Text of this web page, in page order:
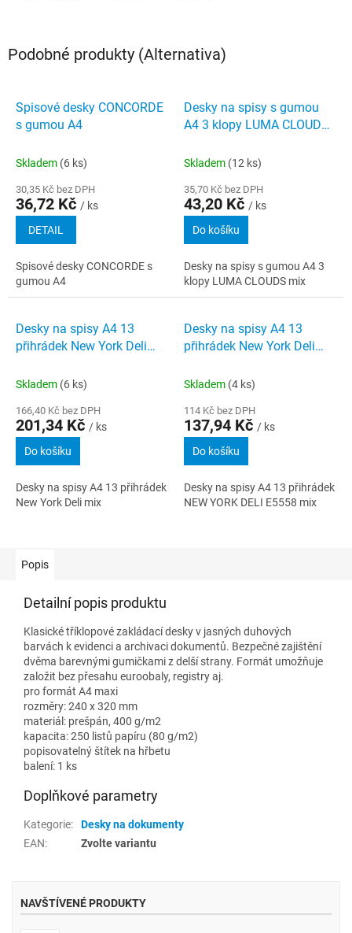
Podobné produkty (Alternativa)
Spisové desky CONCORDE
s gumou A4
Skladem (6 ks)
30,35 Kč bez DPH
36,72 Kč / ks
DETAIL
Spisové desky CONCORDE s
gumou A4
Desky na spisy s gumou
A4 3 klopy LUMA CLOUDS
Skladem (12 ks)
35,70 Kč bez DPH
43,20 Kč / ks
Do košíku
Desky na spisy s gumou A4 3
klopy LUMA CLOUDS mix
Desky na spisy A4 13
přihrádek New York Deli
Skladem (6 ks)
166,40 Kč bez DPH
201,34 Kč / ks
Do košíku
Desky na spisy A4 13 přihrádek
New York Deli mix
Desky na spisy A4 13
přihrádek New York Deli
Skladem (4 ks)
114 Kč bez DPH
137,94 Kč / ks
Do košíku
Desky na spisy A4 13 přihrádek
NEW YORK DELI E5558 mix
Popis
Detailní popis produktu
Klasické tříklopové zakládací desky v jasných duhových
barvách k evidenci a archivaci dokumentů. Bezpečné zajištění
dvěma barevnými gumičkami z delší strany. Formát umožňuje
založit bez přesahu euroobaly, registry aj.
pro formát A4 maxi
rozměry: 240 x 320 mm
materiál: prešpán, 400 g/m2
kapacita: 250 listů papíru (80 g/m2)
popisovatelný štítek na hřbetu
balení: 1 ks
Doplňkové parametry
Kategorie:
Desky na dokumenty
EAN: Zvolte variantu
NAVŠTÍVENÉ PRODUKTY